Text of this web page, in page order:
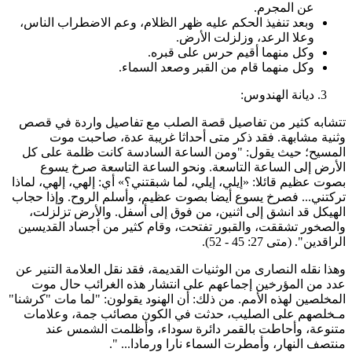
عن المجرم.
وبعد تنفيذ الحكم عليه ظهر الظلام، وعم الاضطراب الناس،
وعلا الرعد، وزلزلت الأرض.
وكل منهما أقيم حرس على قبره.
وكل منهما قام من القبر وصعد السماء.
ديانة الهندوس:
كثير من تفاصيل قصة الصلب مع تفاصيل واردة في قصص
مشابهة. فقد ذكر متى أحداثا غريبة عدة، صاحبت موت
حيث يقول: "ومن الساعة السادسة كانت ظلمة على كل
إلى الساعة التاسعة. ونحو الساعة التاسعة صرخ يسوع
عظيم قائلا: «إيلي، إيلي، لما شبقتني؟» أي: إلهي، إلهي، لماذا
فصرخ يسوع أيضا بصوت عظيم، وأسلم الروح. وإذا حجاب
قد انشق إلى اثنين، من فوق إلى أسفل. والأرض تزلزلت،
تشققت، والقبور تفتحت، وقام كثير من أجساد القديسين
(متى 27: 45 - 52).
نقله النصارى من الوثنيات القديمة، فقد نقل العلامة التنير عن
من المؤرخين إجماعهم على انتشار هذه الغرائب حال موت
لهذه الأمم. من ذلك: أن الهنود يقولون: "لما مات "كرشنا"
على الصليب، حدثت في الكون مصائب جمة، وعلامات
وأحاطت بالقمر دائرة سوداء، وأظلمت الشمس عند
النهار، وأمطرت السماء نارا ورمادا... ".